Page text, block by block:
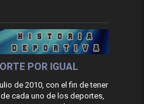
POR IGUAL
de 2010, con el fin de tener
cada uno de los deportes,